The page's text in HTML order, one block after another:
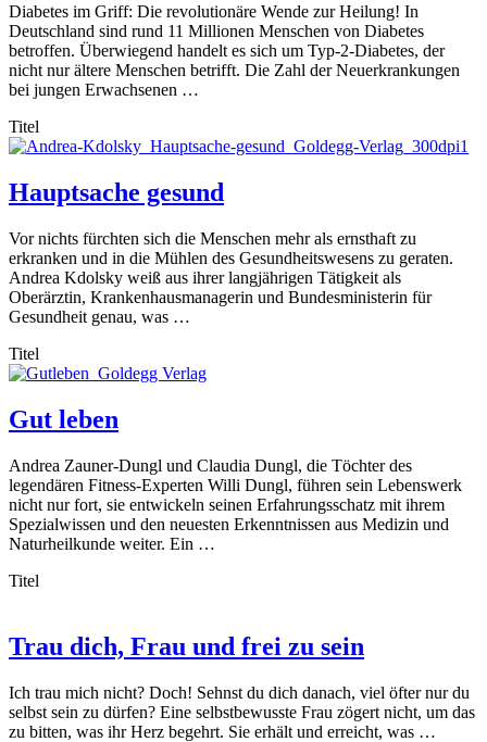
Diabetes im Griff: Die revolutionäre Wende zur Heilung! In
Deutschland sind rund 11 Millionen Menschen von Diabetes
betroffen. Überwiegend handelt es sich um Typ-2-Diabetes, der
nicht nur ältere Menschen betrifft. Die Zahl der Neuerkrankungen
bei jungen Erwachsenen …
Titel
Hauptsache gesund
Vor nichts fürchten sich die Menschen mehr als ernsthaft zu
erkranken und in die Mühlen des Gesundheitswesens zu geraten.
Andrea Kdolsky weiß aus ihrer langjährigen Tätigkeit als
Oberärztin, Krankenhausmanagerin und Bundesministerin für
Gesundheit genau, was …
Titel
Gut leben
Andrea Zauner-Dungl und Claudia Dungl, die Töchter des
legendären Fitness-Experten Willi Dungl, führen sein Lebenswerk
nicht nur fort, sie entwickeln seinen Erfahrungsschatz mit ihrem
Spezialwissen und den neuesten Erkenntnissen aus Medizin und
Naturheilkunde weiter. Ein …
Titel
Trau dich, Frau und frei zu sein
Ich trau mich nicht? Doch! Sehnst du dich danach, viel öfter nur du
selbst sein zu dürfen? Eine selbstbewusste Frau zögert nicht, um das
zu bitten, was ihr Herz begehrt. Sie erhält und erreicht, was …